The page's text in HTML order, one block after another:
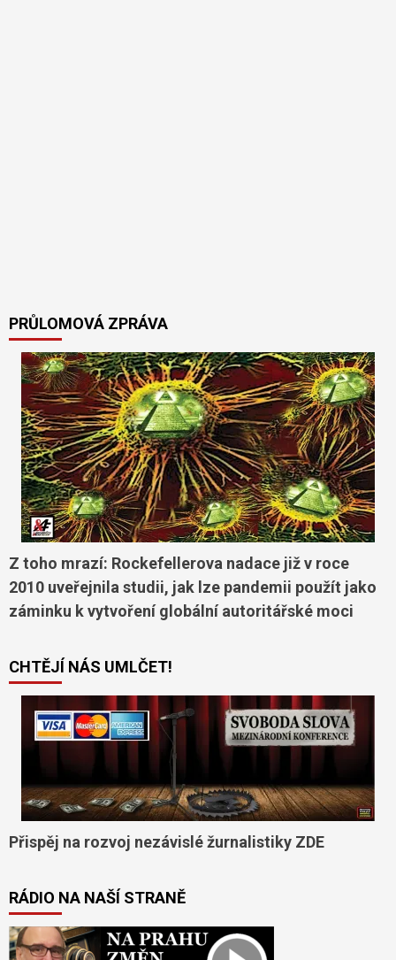
PRŮLOMOVÁ ZPRÁVA
Z toho mrazí: Rockefellerova nadace již v roce
2010 uveřejnila studii, jak lze pandemii použít jako
záminku k vytvoření globální autoritářské moci
CHTĚJÍ NÁS UMLČET!
Přispěj na rozvoj nezávislé žurnalistiky ZDE
RÁDIO NA NAŠÍ STRANĚ